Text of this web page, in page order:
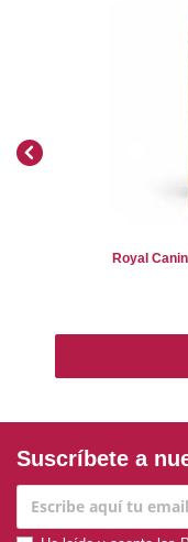
Royal
Suscríbete a